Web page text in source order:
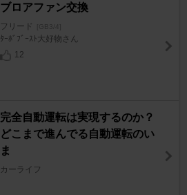
ブロアファン交換
フリード [GB3/4]
ﾀｰﾎﾞﾌﾞｰｽﾄ大好物さん
12
完全自動運転は実現するのか？
どこまで進んでる自動運転のい
ま
カーライフ